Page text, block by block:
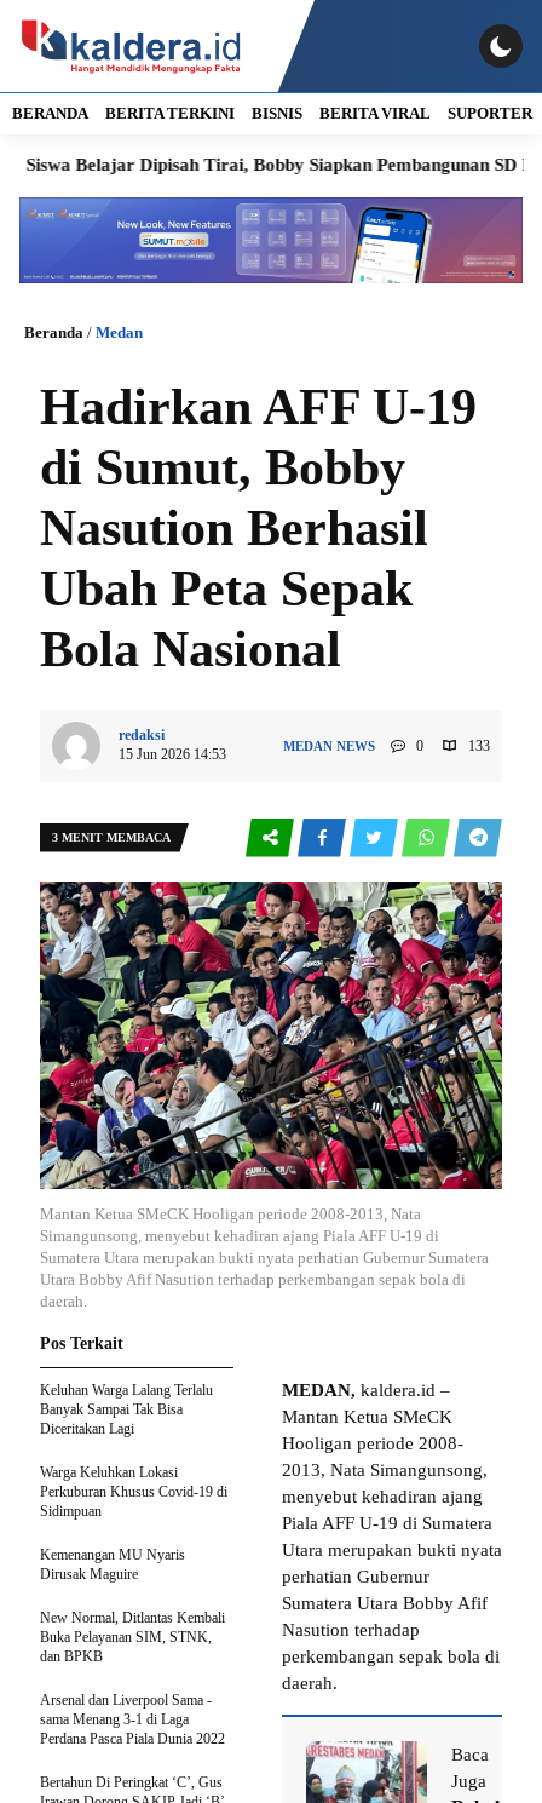
BERANDA BERITA TERKINI BISNIS BERITA VIRAL SUPORTER
Dipisah Tirai, Bobby Siapkan Pembangunan SD Negeri
Beranda / Medan
Hadirkan AFF U-19
di Sumut, Bobby
Nasution Berhasil
Ubah Peta Sepak
Bola Nasional
redaksi
15 Jun 2026 14:53
MEDAN NEWS 0 133
3 MENIT MEMBACA
Mantan Ketua SMeCK Hooligan periode 2008-2013, Nata
Simangunsong, menyebut kehadiran ajang Piala AFF U-19 di
Sumatera Utara merupakan bukti nyata perhatian Gubernur Sumatera
Utara Bobby Afif Nasution terhadap perkembangan sepak bola di
daerah.
MEDAN, kaldera.id –
Mantan Ketua SMeCK
Hooligan periode 2008-
2013, Nata Simangunsong,
menyebut kehadiran ajang
Piala AFF U-19 di Sumatera
Utara merupakan bukti nyata
perhatian Gubernur
Sumatera Utara Bobby Afif
Nasution terhadap
perkembangan sepak bola di
daerah.
Baca
Juga
Pos Terkait
Keluhan Warga Lalang Terlalu
Banyak Sampai Tak Bisa
Diceritakan Lagi
Warga Keluhkan Lokasi
Perkuburan Khusus Covid-19 di
Sidimpuan
Kemenangan MU Nyaris
Dirusak Maguire
New Normal, Ditlantas Kembali
Buka Pelayanan SIM, STNK,
dan BPKB
Arsenal dan Liverpool Sama -
sama Menang 3-1 di Laga
Perdana Pasca Piala Dunia 2022
Bertahun Di Peringkat ‘C’, Gus